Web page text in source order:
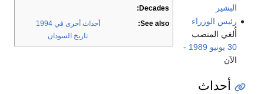
Decades:
See also:
أحداث أخرى في 1994
تاريخ السودان
البشير
رئيس الوزراء
أُلغي المنصب
30 يونيو
1989
-
الآن
أحداث